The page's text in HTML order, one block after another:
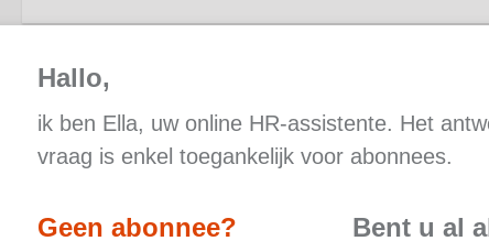
Globaal preventiebeleid
Risicoanalyse
Hallo,
ik ben Ella, uw online HR-assistente. Het
vraag is enkel toegankelijk voor abonnees.
Geen abonnee? Bent u al